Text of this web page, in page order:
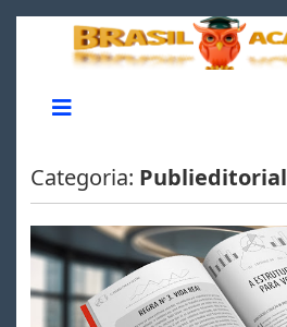
Categoria: Publieditorial